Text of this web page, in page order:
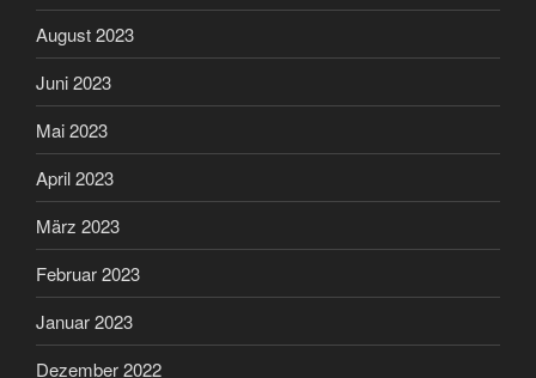
August 2023
Juni 2023
Mai 2023
April 2023
März 2023
Februar 2023
Januar 2023
Dezember 2022